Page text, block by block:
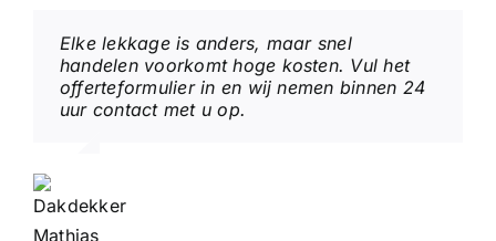
Elke lekkage is anders, maar snel
handelen voorkomt hoge kosten. Vul het
offerteformulier in en wij nemen binnen 24
uur contact met u op.